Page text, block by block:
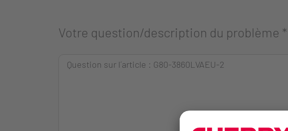
Votre question/description du problème *